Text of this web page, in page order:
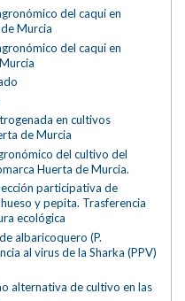
del caqui en
Murcia
del caqui en
en cultivos
de Murcia
del cultivo del
Huerta de Murcia.
participativa de
y pepita. Trasferencia
ecológica
albaricoquero (P.
al virus de la Sharka (PPV)
alternativa de cultivo en las